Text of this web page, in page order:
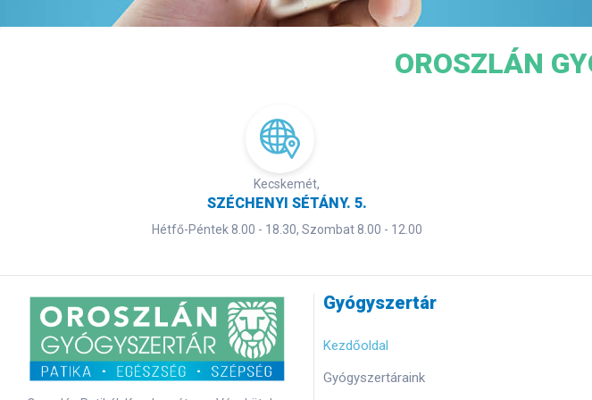
OROSZLÁN
Kecskemét,
SZÉCHENYI SÉTÁNY. 5.
Hétfő-Péntek 8.00 - 18.30, Szombat 8.00 - 12.00
Gyógyszertár
Kezdőoldal
Gyógyszertáraink